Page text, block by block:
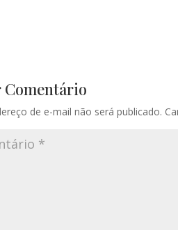
Comentário
de e-mail não será publicado.